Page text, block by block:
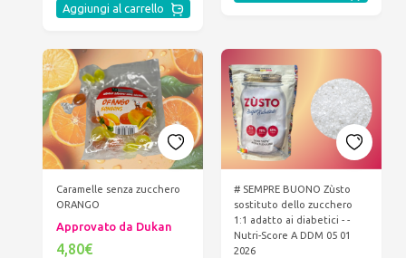
Aggiungi al carrello
Caramelle senza zucchero
ORANGO
Approvato da Dukan
4,80€
# SEMPRE BUONO Zùsto
sostituto dello zucchero
1:1 adatto ai diabetici - -
Nutri-Score A DDM 05 01
2026